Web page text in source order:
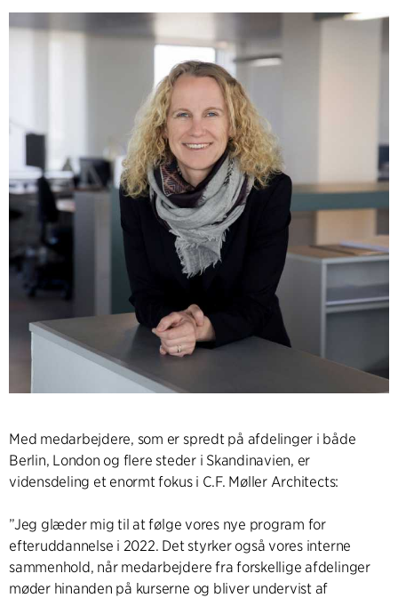
Med medarbejdere, som er spredt på afdelinger i både
Berlin, London og flere steder i Skandinavien, er
vidensdeling et enormt fokus i C.F. Møller Architects:
”Jeg glæder mig til at følge vores nye program for
efteruddannelse i 2022. Det styrker også vores interne
sammenhold, når medarbejdere fra forskellige afdelinger
møder hinanden på kurserne og bliver undervist af